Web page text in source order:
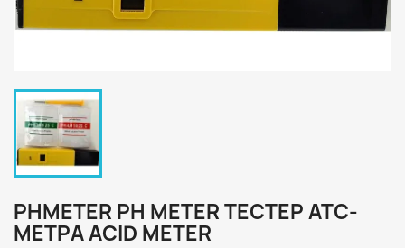
PHMETER PH METER ТЕСТЕР ATC-
МЕТРА ACID METER